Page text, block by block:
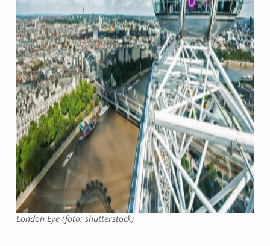
London Eye (foto: shutterstock)